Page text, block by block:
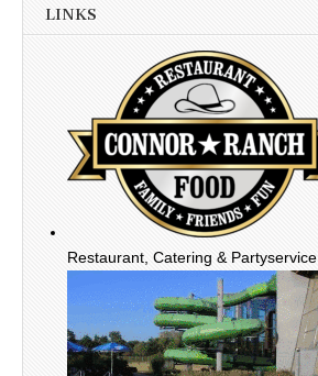
LINKS
Restaurant, Catering & Partyservice